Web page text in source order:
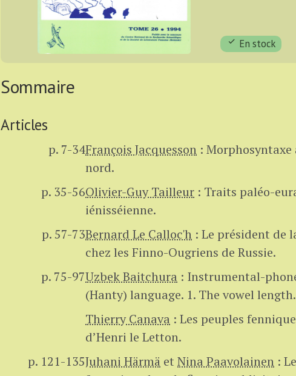
En stock
Sommaire
Articles
p. 7-34François Jacquesson : Morphosyntaxe
nord.
p. 35-56Olivier-Guy Tailleur : Traits paléo-
iénisséienne.
p. 57-73Bernard Le Calloc'h : Le président de
chez les Finno-Ougriens de Russie.
p. 75-97Uzbek Baitchura : Instrumental-
(Hanty) language. 1. The vowel length.
Thierry Canava : Les peuples
d’Henri le Letton.
p. 121-135Juhani Härmä et Nina Paavolainen :